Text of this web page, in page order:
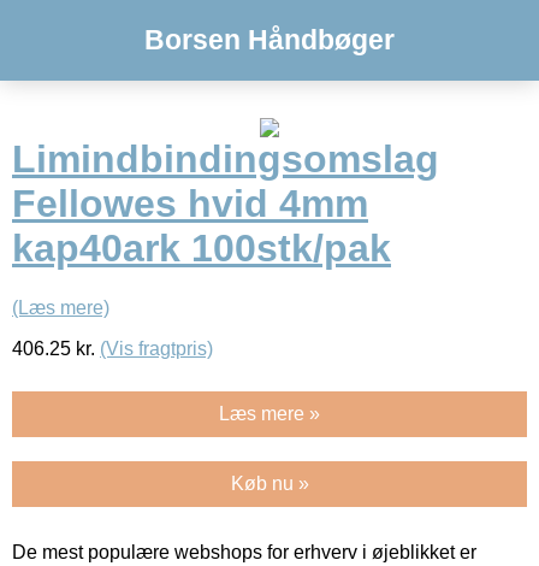
Borsen Håndbøger
Limindbindingsomslag
Fellowes hvid 4mm
kap40ark 100stk/pak
(Læs mere)
406.25 kr. (Vis fragtpris)
Læs mere »
Køb nu »
De mest populære webshops for erhverv i øjeblikket er